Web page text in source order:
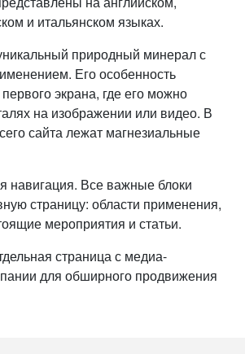
и итальянском языках.
природный минерал с
Его особенность
экрана, где его можно
на изображении или видео. В
сайта лежат магнезиальные
навигация. Все важные блоки
страницу: области применения,
мероприятия и статьи.
страница с медиа-
для обширного продвижения